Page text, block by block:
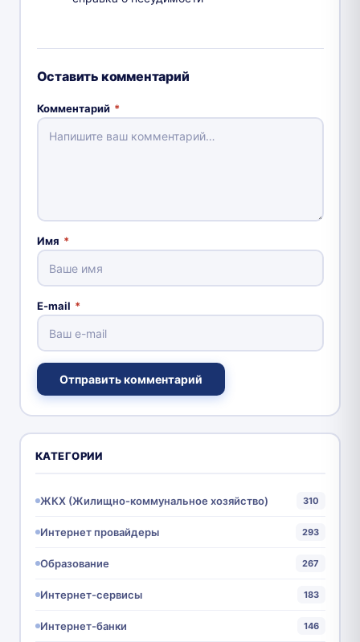
Оставить комментарий
Комментарий *
Имя *
E-mail *
Отправить комментарий
КАТЕГОРИИ
ЖКХ (Жилищно-коммунальное хозяйство) 310
Интернет провайдеры 293
Образование 267
Интернет-сервисы 183
Интернет-банки 146